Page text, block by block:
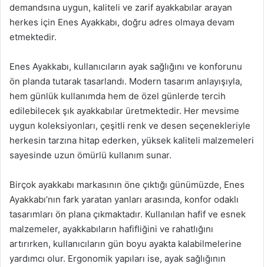
demandsına uygun, kaliteli ve zarif ayakkabılar arayan
herkes için Enes Ayakkabı, doğru adres olmaya devam
etmektedir.
Enes Ayakkabı, kullanıcıların ayak sağlığını ve konforunu
ön planda tutarak tasarlandı. Modern tasarım anlayışıyla,
hem günlük kullanımda hem de özel günlerde tercih
edilebilecek şık ayakkabılar üretmektedir. Her mevsime
uygun koleksiyonları, çeşitli renk ve desen seçenekleriyle
herkesin tarzına hitap ederken, yüksek kaliteli malzemeleri
sayesinde uzun ömürlü kullanım sunar.
Birçok ayakkabı markasının öne çıktığı günümüzde, Enes
Ayakkabı’nın fark yaratan yanları arasında, konfor odaklı
tasarımları ön plana çıkmaktadır. Kullanılan hafif ve esnek
malzemeler, ayakkabıların hafifliğini ve rahatlığını
artırırken, kullanıcıların gün boyu ayakta kalabilmelerine
yardımcı olur. Ergonomik yapıları ise, ayak sağlığının